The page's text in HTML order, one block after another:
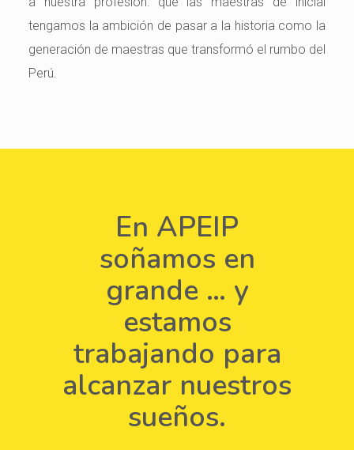
tengamos la ambición de pasar a la historia como la
generación de maestras que transformó el rumbo del
Perú.
En APEIP
soñamos en
grande … y
estamos
trabajando para
alcanzar nuestros
sueños.